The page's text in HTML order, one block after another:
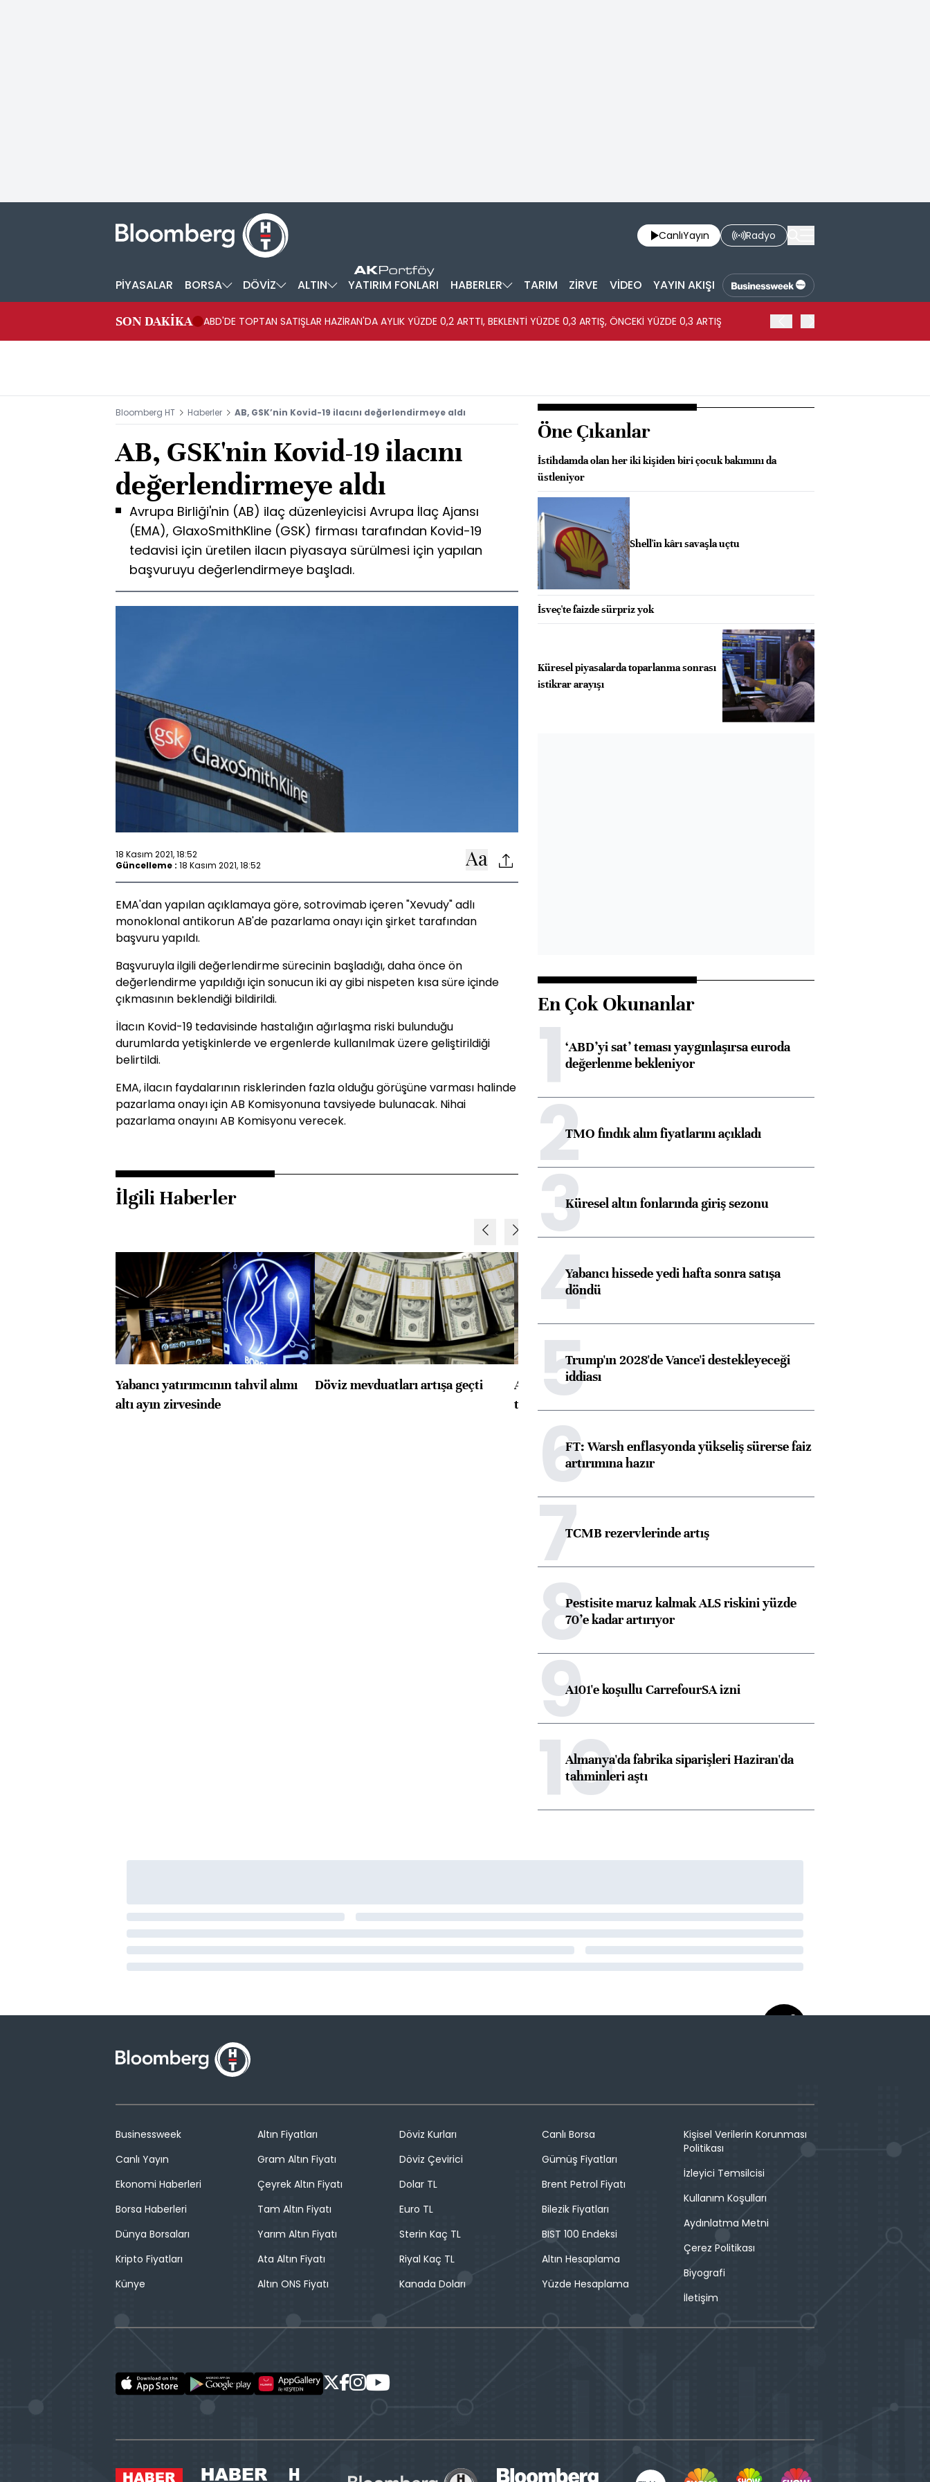
CanlıYayın Radyo
PİYASALAR BORSA DÖVİZ ALTIN YATIRIM FONLARI HABERLER TARIM ZİRVE VİDEO YAYIN AKIŞI
SON DAKİKA ABD'DE TOPTAN SATIŞLAR HAZİRAN'DA AYLIK YÜZDE 0,2 ARTTI, BEKLENTİ YÜZDE 0,3 ARTIŞ, ÖNCEKİ YÜZDE 0,3 ARTIŞ
Bloomberg HT Haberler AB, GSK’nin Kovid-19 ilacını değerlendirmeye aldı
AB, GSK'nin Kovid-19 ilacını
değerlendirmeye aldı
Avrupa Birliği'nin (AB) ilaç düzenleyicisi Avrupa İlaç Ajansı
(EMA), GlaxoSmithKline (GSK) firması tarafından Kovid-19
tedavisi için üretilen ilacın piyasaya sürülmesi için yapılan
başvuruyu değerlendirmeye başladı.
18 Kasım 2021, 18:52
Güncelleme : 18 Kasım 2021, 18:52
EMA'dan yapılan açıklamaya göre, sotrovimab içeren "Xevudy" adlı
monoklonal antikorun AB'de pazarlama onayı için şirket tarafından
başvuru yapıldı.
Başvuruyla ilgili değerlendirme sürecinin başladığı, daha önce ön
değerlendirme yapıldığı için sonucun iki ay gibi nispeten kısa süre içinde
çıkmasının beklendiği bildirildi.
İlacın Kovid-19 tedavisinde hastalığın ağırlaşma riski bulunduğu
durumlarda yetişkinlerde ve ergenlerde kullanılmak üzere geliştirildiği
belirtildi.
EMA, ilacın faydalarının risklerinden fazla olduğu görüşüne varması halinde
pazarlama onayı için AB Komisyonuna tavsiyede bulunacak. Nihai
pazarlama onayını AB Komisyonu verecek.
İlgili Haberler
Yabancı yatırımcının tahvil alımı
altı ayın zirvesinde
Döviz mevduatları artışa geçti
ABD'de konut başlangıçları
toparlandı
Almanya, Commerzbank
Öne Çıkanlar
İstihdamda olan her iki kişiden biri çocuk bakımını da
üstleniyor
Shell'in kârı savaşla uçtu
İsveç'te faizde sürpriz yok
Küresel piyasalarda toparlanma sonrası
istikrar arayışı
En Çok Okunanlar
1‘ABD’yi sat’ teması yaygınlaşırsa euroda
değerlenme bekleniyor
2TMO fındık alım fiyatlarını açıkladı
3Küresel altın fonlarında giriş sezonu
4Yabancı hissede yedi hafta sonra satışa
döndü
5Trump'ın 2028'de Vance'i destekleyeceği
iddiası
6FT: Warsh enflasyonda yükseliş sürerse faiz
artırımına hazır
7TCMB rezervlerinde artış
8Pestisite maruz kalmak ALS riskini yüzde
70’e kadar artırıyor
9A101'e koşullu CarrefourSA izni
10
Almanya'da fabrika siparişleri Haziran'da
tahminleri aştı
Businessweek
Canlı Yayın
Ekonomi Haberleri
Borsa Haberleri
Dünya Borsaları
Kripto Fiyatları
Künye
Altın Fiyatları
Gram Altın Fiyatı
Çeyrek Altın Fiyatı
Tam Altın Fiyatı
Yarım Altın Fiyatı
Ata Altın Fiyatı
Altın ONS Fiyatı
Döviz Kurları
Döviz Çevirici
Dolar TL
Euro TL
Sterin Kaç TL
Riyal Kaç TL
Kanada Doları
Canlı Borsa
Gümüş Fiyatları
Brent Petrol Fiyatı
Bilezik Fiyatları
BIST 100 Endeksi
Altın Hesaplama
Yüzde Hesaplama
Kişisel Verilerin Korunması
Politikası
İzleyici Temsilcisi
Kullanım Koşulları
Aydınlatma Metni
Çerez Politikası
Biyografi
İletişim